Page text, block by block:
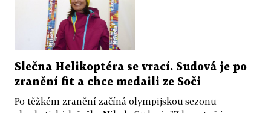
Slečna Helikoptéra se vrací. Sudová je po
zranění fit a chce medaili ze Soči
Po těžkém zranění začíná olympijskou sezonu